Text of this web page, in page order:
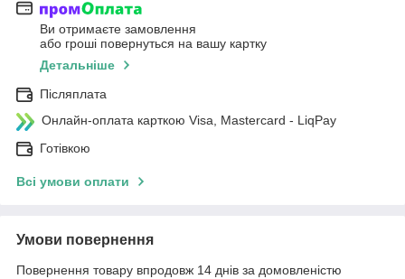
Ви отримаєте замовлення
або гроші повернуться на вашу картку
Детальніше
Післяплата
Онлайн-оплата карткою Visa, Mastercard - LiqPay
Готівкою
Всі умови оплати
Умови повернення
Повернення товару впродовж 14 днів за домовленістю